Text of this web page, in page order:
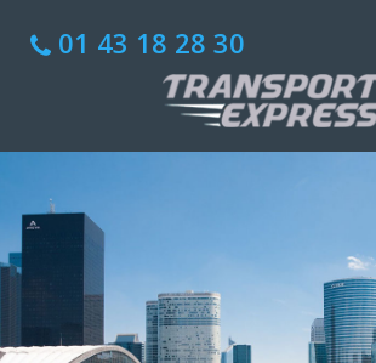
01 43 18 28 30